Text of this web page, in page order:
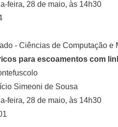
feira, 28 de maio, às 14h30
- Ciências de Computação e
para escoamentos com
Simeoni de Sousa
feira, 28 de maio, às 14h30